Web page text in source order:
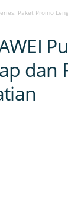
Paket Promo
dan